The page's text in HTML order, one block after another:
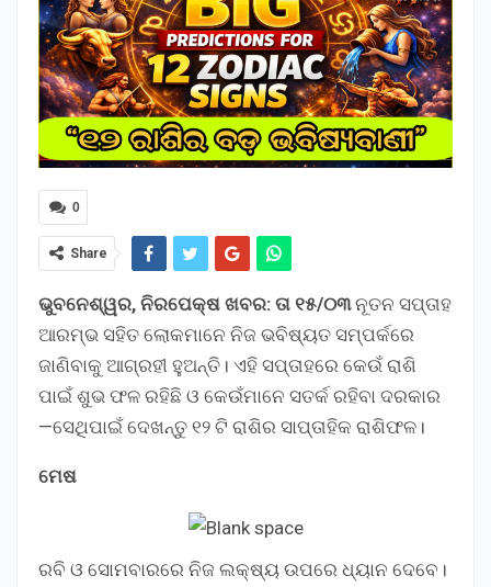
0
Share
ଭୁବନେଶ୍ୱର, ନିରପେକ୍ଷ ଖବର: ତା ୧୫/୦୩ନୂତନ ସପ୍ତାହ
ଆରମ୍ଭ ସହିତ ଲୋକମାନେ ନିଜ ଭବିଷ୍ୟତ ସମ୍ପର୍କରେ
ଜାଣିବାକୁ ଆଗ୍ରହୀ ହୁଅନ୍ତି। ଏହି ସପ୍ତାହରେ କେଉଁ ରାଶି
ପାଇଁ ଶୁଭ ଫଳ ରହିଛି ଓ କେଉଁମାନେ ସତର୍କ ରହିବା ଦରକାର
—ସେଥିପାଇଁ ଦେଖନ୍ତୁ ୧୨ ଟି ରାଶିର ସାପ୍ତାହିକ ରାଶିଫଳ।
ମେଷ
ରବି ଓ ସୋମବାରରେ ନିଜ ଲକ୍ଷ୍ୟ ଉପରେ ଧ୍ୟାନ ଦେବେ।